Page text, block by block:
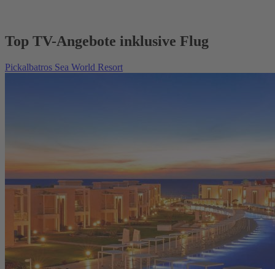
Top TV-Angebote inklusive Flug
Pickalbatros Sea World Resort